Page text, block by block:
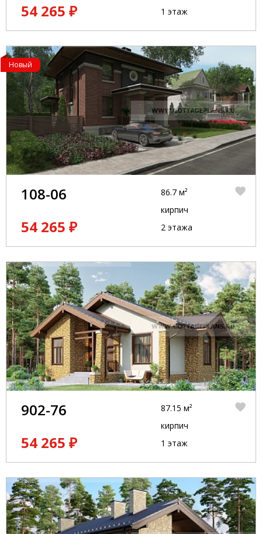
54 265 ₽
1 этаж
Новый
108-06
54 265 ₽
86.7 м²
кирпич
2 этажа
902-76
54 265 ₽
87.15 м²
кирпич
1 этаж